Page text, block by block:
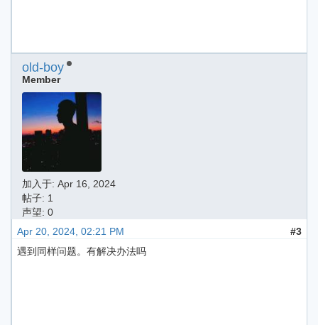
old-boy
Member
加入于: Apr 16, 2024
帖子: 1
声望: 0
Apr 20, 2024, 02:21 PM
#3
遇到同样问题。有解决办法吗